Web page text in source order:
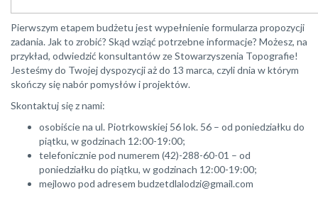
Pierwszym etapem budżetu jest wypełnienie formularza propozycji
zadania. Jak to zrobić? Skąd wziąć potrzebne informacje? Możesz, na
przykład, odwiedzić konsultantów ze Stowarzyszenia Topografie!
Jesteśmy do Twojej dyspozycji aż do 13 marca, czyli dnia w którym
skończy się nabór pomysłów i projektów.
Skontaktuj się z nami:
osobiście na ul. Piotrkowskiej 56 lok. 56 – od poniedziałku do
piątku, w godzinach 12:00-19:00;
telefonicznie pod numerem (42)-288-60-01 – od
poniedziałku do piątku, w godzinach 12:00-19:00;
mejlowo pod adresem budzetdlalodzi@gmail.com